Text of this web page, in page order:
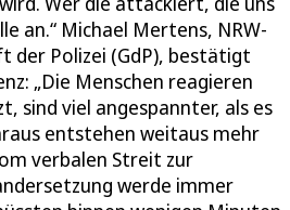
an.“ Michael Mertens, NRW-
der Polizei (GdP), bestätigt
„Die Menschen reagieren
sind viel angespannter, als es
entstehen weitaus mehr
verbalen Streit zur
werde immer